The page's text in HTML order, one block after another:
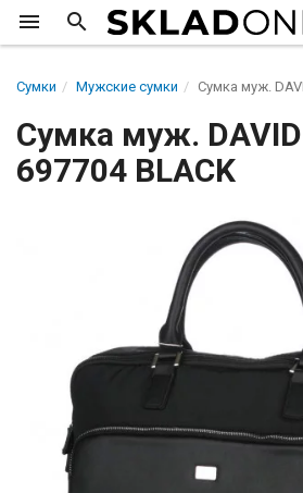
Сумки Мужские сумки Сумка муж.
Сумка муж. DAVID
697704 BLACK